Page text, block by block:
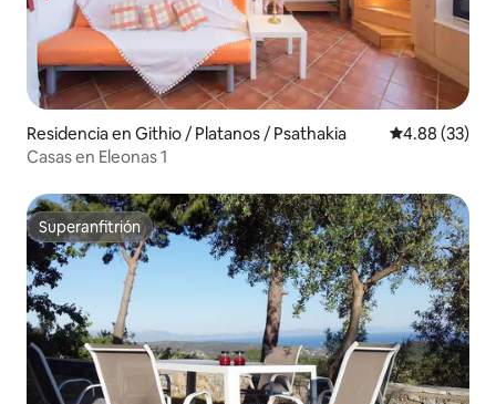
Residencia en Githio / Platanos / Psathakia Calificación
4.88 (33)
Casas en Eleonas 1
Superanfitrión
Superanfitrión